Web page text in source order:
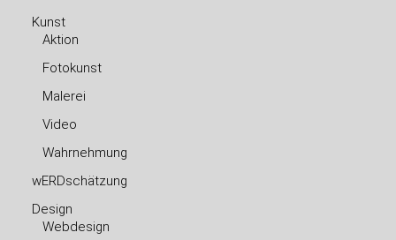
Kunst
Aktion
Fotokunst
Malerei
Video
Wahrnehmung
wERDschätzung
Design
Webdesign